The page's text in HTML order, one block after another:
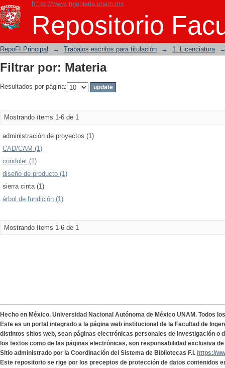
https://www.ingenieria.unam.mx
Repositorio
Filtrar por: Materia
RepoFI Principal → Trabajos escritos para titulación → 1. Licenciatura
Filtrar por: Materia
Resultados por página:
Mostrando ítems 1-6 de 1
administración de proyectos (1)
CAD/CAM (1)
condulet (1)
diseño de producto (1)
sierra cinta (1)
árbol de fundición (1)
Mostrando ítems 1-6 de 1
Hecho en México. Universidad Nacional Autónoma de México UNAM. Todos
Este es un portal integrado a la página web institucional de la Facultad de
distintos sitios web, sean páginas electrónicas personales de investigación o
los textos como de las páginas electrónicas, son responsabilidad exclusiva
Sitio administrado por la Coordinación del Sistema de Bibliotecas F.I. https://
Este repositorio se rige por los preceptos de protección de datos contenidos